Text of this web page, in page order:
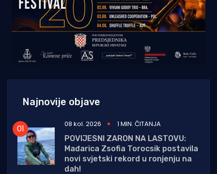
Najnovije objave
08 kol. 2026
1 MIN. ČITANJA
POVIJESNI ZARON NA LASTOVU:
Mađarica Zsofia Torocsik postavila
novi svjetski rekord u ronjenju na
dah!